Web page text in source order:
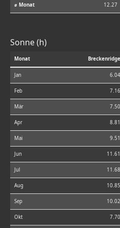
⌀ Monat 12.27
Sonne (h)
Monat Breckenridge
Jan 6.04
Feb 7.16
Mär 7.50
Apr 8.81
Mai 9.51
Jun 11.61
Jul 11.68
Aug 10.85
Sep 10.02
Okt 7.70